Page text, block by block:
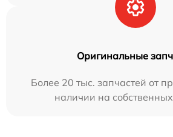
Оригинальные
Более 20 тыс. запчастей от
наличии на